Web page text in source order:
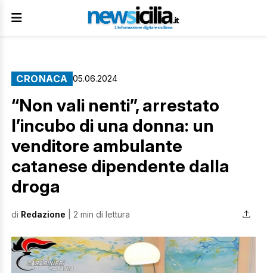
CRONACA 05.06.2024
“Non vali nenti”, arrestato
l’incubo di una donna: un
venditore ambulante
catanese dipendente dalla
droga
di Redazione | 2 min di lettura